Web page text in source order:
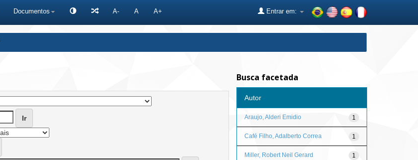
Documentos A- A A+ Entrar em:
Busca facetada
Autor
1
Araujo, Alderi Emidio
1
Café Filho, Adalberto Correa
1
Miller, Robert Neil Gerard